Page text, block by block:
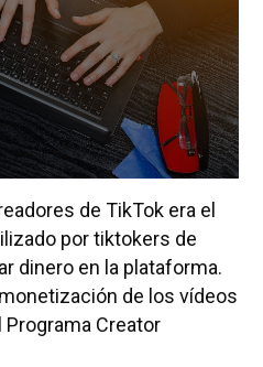
de TikTok era el
por tiktokers de
dinero en la plataforma.
de los vídeos
Creator